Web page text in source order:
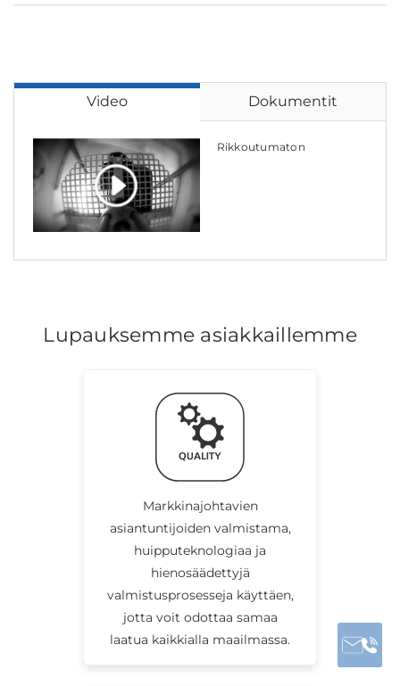
Video Dokumentit
Rikkoutumaton
Lupauksemme asiakkaillemme
Markkinajohtavien
asiantuntijoiden valmistama,
huipputeknologiaa ja
hienosäädettyjä
valmistusprosesseja käyttäen,
jotta voit odottaa samaa
laatua kaikkialla maailmassa.